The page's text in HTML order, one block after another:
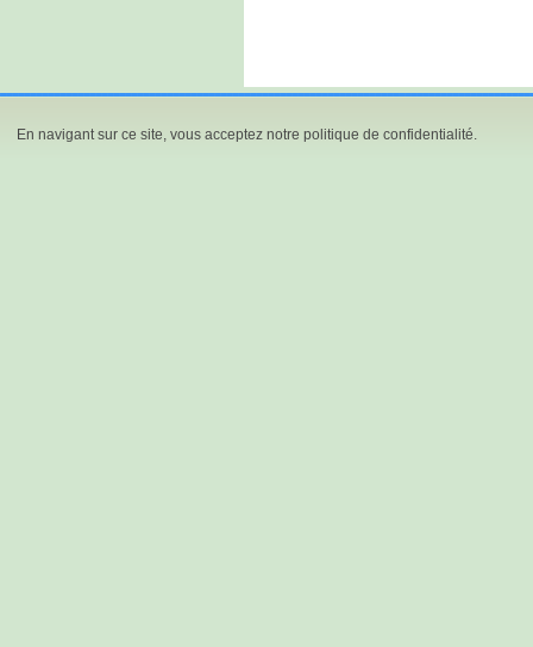
En navigant sur ce site, vous acceptez notre politique de confidentialité.